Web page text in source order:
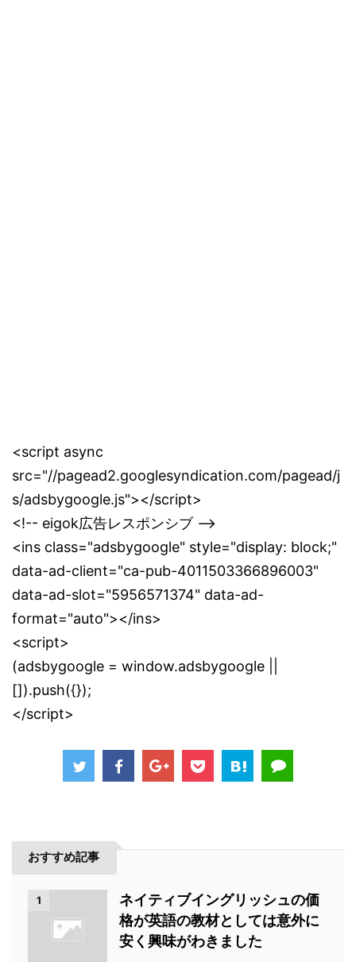
<script async
src="//pagead2.googlesyndication.com/pagead/j
s/adsbygoogle.js"></script>
<!-- eigok広告レスポンシブ -->
<ins class="adsbygoogle" style="display: block;"
data-ad-client="ca-pub-4011503366896003"
data-ad-slot="5956571374" data-ad-
format="auto"></ins>
<script>
(adsbygoogle = window.adsbygoogle ||
[]).push({});
</script>
おすすめ記事
1
ネイティブイングリッシュの価
格が英語の教材としては意外に
安く興味がわきました